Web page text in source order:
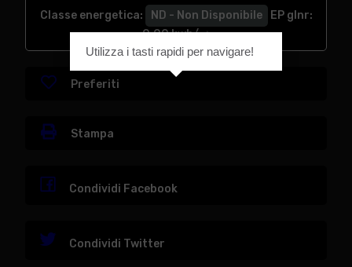
Classe energetica: ND - Non Disponibile EP glnr:
0.00 kwh/㎡
Preferiti
Stampa
Condividi Facebook
Condividi Twitter
Utilizza i tasti rapidi per navigare!